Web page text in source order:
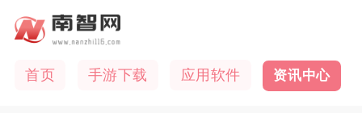
首页 手游下载 应用软件 资讯中心